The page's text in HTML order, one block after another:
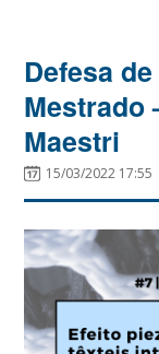
Defesa
Mestrado
Maestri
15/03/2022 17:55